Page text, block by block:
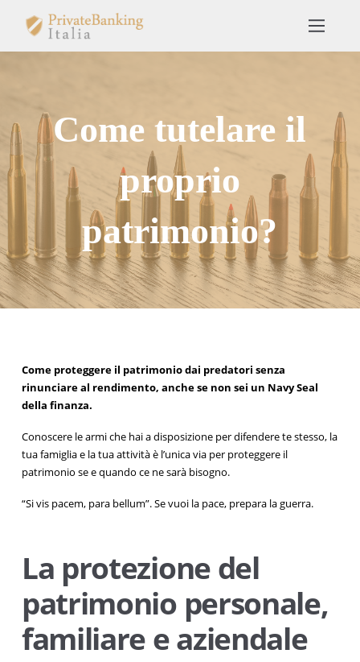
Come tutelare il
proprio
patrimonio?
Come proteggere il patrimonio dai predatori senza
rinunciare al rendimento, anche se non sei un Navy Seal
della finanza.
Conoscere le armi che hai a disposizione per difendere te stesso, la
tua famiglia e la tua attività è l’unica via per proteggere il
patrimonio se e quando ce ne sarà bisogno.
“Si vis pacem, para bellum”. Se vuoi la pace, prepara la guerra.
La protezione del
patrimonio personale,
familiare e aziendale